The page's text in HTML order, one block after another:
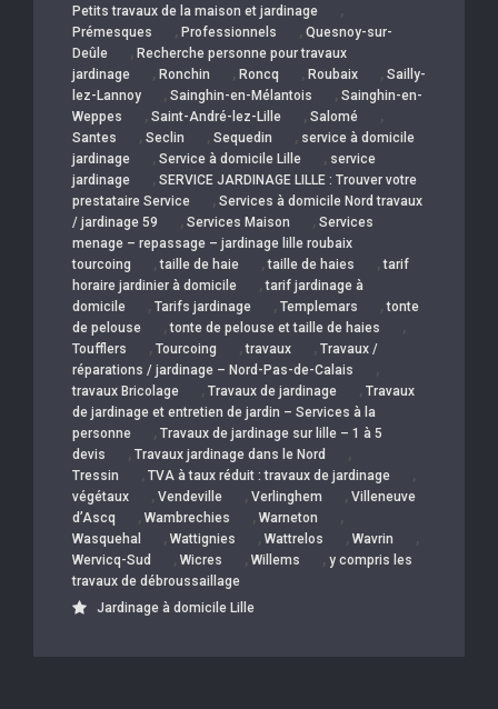
Petits travaux de la maison et jardinage ,
Prémesques , Professionnels , Quesnoy-sur-
Deûle
, Recherche personne pour travaux
jardinage
, Ronchin , Roncq , Roubaix , Sailly-
lez-Lannoy
, Sainghin-en-Mélantois , Sainghin-en-
Weppes
, Saint-André-lez-Lille , Salomé ,
Santes , Seclin , Sequedin , service à domicile
jardinage
, Service à domicile Lille , service
jardinage
, SERVICE JARDINAGE LILLE : Trouver votre
prestataire Service
, Services à domicile Nord travaux
/ jardinage 59
, Services Maison , Services
menage – repassage – jardinage lille roubaix
tourcoing
,taille de haie ,taille de haies ,tarif
horaire jardinier à domicile
,tarif jardinage à
domicile
, Tarifs jardinage , Templemars ,tonte
de pelouse
,tonte de pelouse et taille de haies ,
Toufflers , Tourcoing ,travaux , Travaux /
réparations / jardinage – Nord-Pas-de-Calais
,
travaux Bricolage , Travaux de jardinage , Travaux
de jardinage et entretien de jardin – Services à la
personne
, Travaux de jardinage sur lille – 1 à 5
devis
, Travaux jardinage dans le Nord ,
Tressin , TVA à taux réduit : travaux de jardinage ,
végétaux , Vendeville , Verlinghem , Villeneuve
d’Ascq
, Wambrechies , Warneton ,
Wasquehal , Wattignies , Wattrelos , Wavrin ,
Wervicq-Sud , Wicres , Willems , y compris les
travaux de débroussaillage
Jardinage à domicile Lille